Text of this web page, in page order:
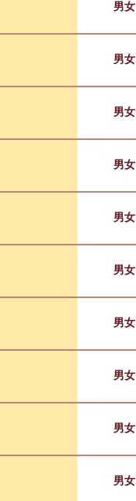
男女
男女
男女
男女
男女
男女
男女
男女
男女
男女